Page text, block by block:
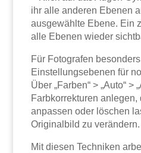
ihr alle anderen Ebenen
ausgewählte Ebene. Ein
alle Ebenen wieder
Für Fotografen
Einstellungsebenen für
Über „Farben“ > „Auto“ >
Farbkorrekturen
anpassen oder löschen
Originalbild zu verändern.
Mit diesen Techniken